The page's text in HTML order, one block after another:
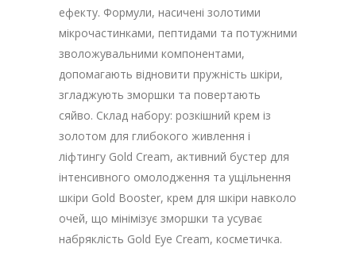
ефекту. Формули, насичені золотими
мікрочастинками, пептидами та потужними
зволожувальними компонентами,
допомагають відновити пружність шкіри,
згладжують зморшки та повертають
сяйво. Склад набору: розкішний крем із
золотом для глибокого живлення і
ліфтингу Gold Cream, активний бустер для
інтенсивного омолодження та ущільнення
шкіри Gold Booster, крем для шкіри навколо
очей, що мінімізує зморшки та усуває
набряклість Gold Eye Cream, косметичка.